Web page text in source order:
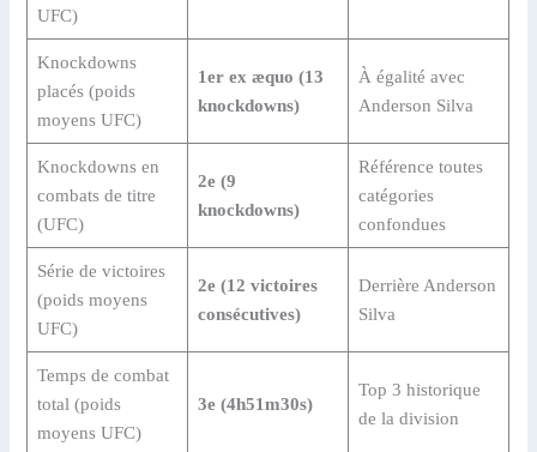
UFC)
Knockdowns
placés (poids
moyens UFC)
1er ex æquo (13
knockdowns)
À égalité avec
Anderson Silva
Knockdowns en
combats de titre
(UFC)
2e (9
knockdowns)
Référence toutes
catégories
confondues
Série de victoires
(poids moyens
UFC)
2e (12 victoires
consécutives)
Derrière Anderson
Silva
Temps de combat
total (poids
moyens UFC)
3e (4h51m30s)
Top 3 historique
de la division